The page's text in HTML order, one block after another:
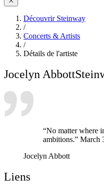
Découvrir Steinway
/
Concerts & Artists
/
Détails de l'artiste
Jocelyn Abbott
“No matter where
ambitions.” March
Jocelyn Abbott
Liens